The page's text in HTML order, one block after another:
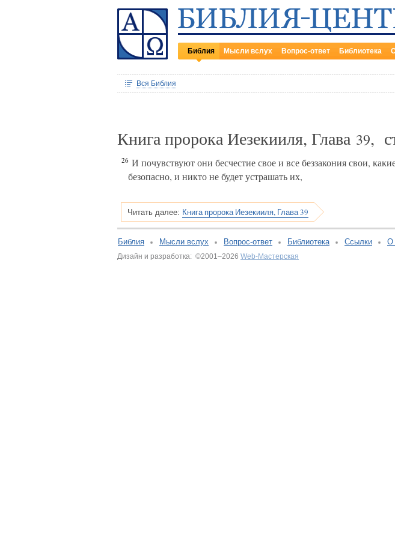
Библия Мысли вслух Вопрос-ответ Библиотека
Вся Библия
Книга пророка Иезекииля, Глава 39,
26 И почувствуют они бесчестие свое и все беззакония свои,
безопасно, и никто не будет устрашать их,
Читать далее: Книга пророка Иезекииля, Глава 39
Библия Мысли вслух Вопрос-ответ Библиотека Ссылки О
Дизайн и разработка: ©2001–2026 Web-Мастерская